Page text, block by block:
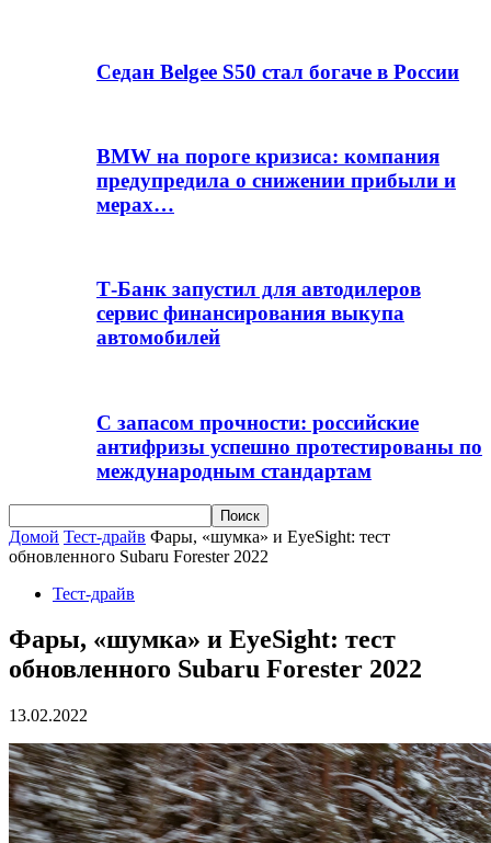
Седан Belgee S50 стал богаче в России
BMW на пороге кризиса: компания
предупредила о снижении прибыли и
мерах…
Т-Банк запустил для автодилеров
сервис финансирования выкупа
автомобилей
С запасом прочности: российские
антифризы успешно протестированы по
международным стандартам
Домой Тест-драйв Фары, «шумка» и EyeSight: тест
обновленного Subaru Forester 2022
Тест-драйв
Фары, «шумка» и EyeSight: тест
обновленного Subaru Forester 2022
13.02.2022